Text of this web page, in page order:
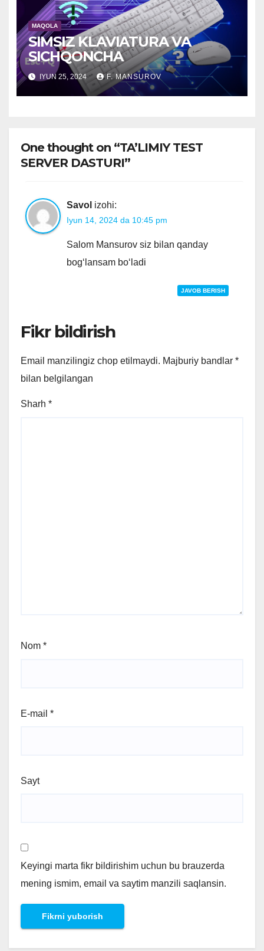
MAQOLA
SIMSIZ KLAVIATURA VA
SICHQONCHA
IYUN 25, 2024 F. MANSUROV
One thought on “TA’LIMIY TEST
SERVER DASTURI”
Savol izohi:
Iyun 14, 2024 da 10:45 pm
Salom Mansurov siz bilan qanday
bogʻlansam boʻladi
JAVOB BERISH
Fikr bildirish
Email manzilingiz chop etilmaydi. Majburiy bandlar *
bilan belgilangan
Sharh *
Nom *
E-mail *
Sayt
Keyingi marta fikr bildirishim uchun bu brauzerda
mening ismim, email va saytim manzili saqlansin.